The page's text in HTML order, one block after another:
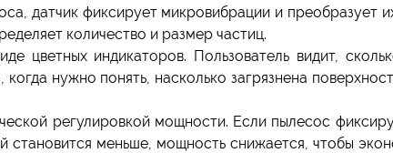
датчик фиксирует микровибрации и преобразует
количество и размер частиц.
цветных индикаторов. Пользователь видит,
нужно понять, насколько загрязнена
регулировкой мощности. Если пылесос
становится меньше, мощность снижается, чтобы